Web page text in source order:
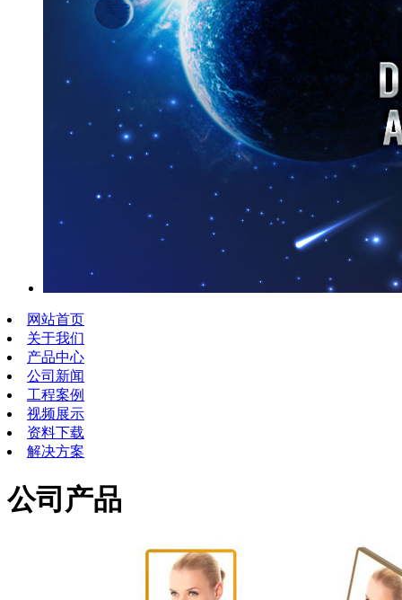
网站首页
关于我们
产品中心
公司新闻
工程案例
视频展示
资料下载
解决方案
公司产品